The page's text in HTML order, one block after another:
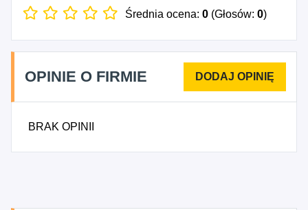
działalności gospodarczej przypada na dzień
Średnia ocena: 0 (Głosów: 0)
OPINIE O FIRMIE
BRAK OPINII